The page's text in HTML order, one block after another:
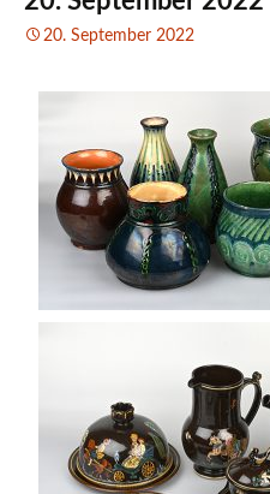
20. September 2022